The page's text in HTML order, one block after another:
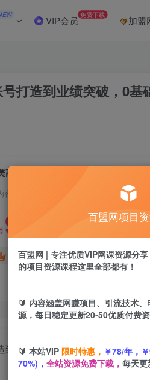
VIP会员 免费下载 加盟
打造到业绩突破，0基
容为付费阅读，请付费后查看
9.9
年卡会员免费 永久会员免费
您
百盟网项目
百盟网 | 专注优质VIP网课资源分
的项目资源课程这里全部都有！
🔰 内容涵盖网赚项目、引流技术
源，每日稳定更新20-50优质付费
🔰 本站VIP 限时特惠， ￥78/年，
70%)， 全站资源免费下载， 每天更